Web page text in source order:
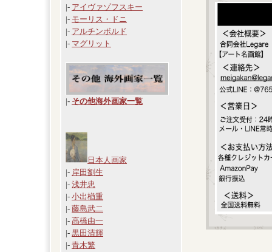
|- アイヴァゾフスキー
|- モーリス・ドニ
|- アルチンボルド
|- マグリット
|- その他海外画家一覧
日本人画家
|- 岸田劉生
|- 浅井忠
|- 小出楢重
|- 藤島武二
|- 高橋由一
|- 黒田清輝
|- 青木繁